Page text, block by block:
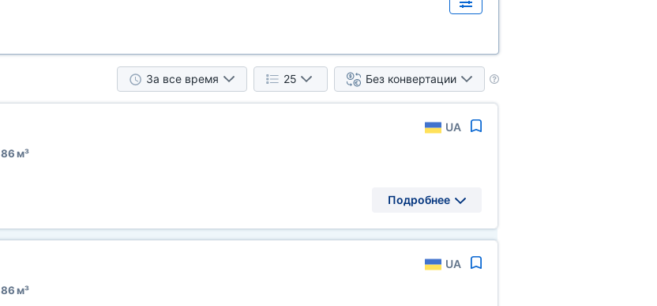
За все время 25 Без конвертации
UA
86 м³
Подробнее
UA
86 м³